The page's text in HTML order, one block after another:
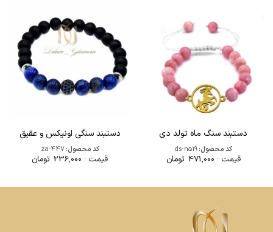
دستبند سنگ ماه تولد دی
کد محصول:ds-n519
قیمت : 471,000 تومان
دستبند سنگی اونیکس و عقیق
کد محصول:za-447
قیمت : 236,000 تومان